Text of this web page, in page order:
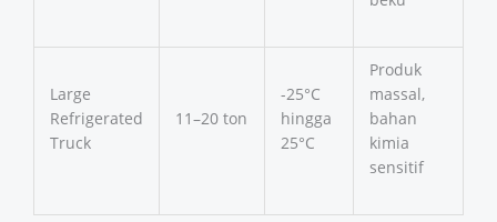
Large
Refrigerated
Truck
11–20 ton
-25°C
hingga
25°C
Produk
massal,
bahan
kimia
sensitif